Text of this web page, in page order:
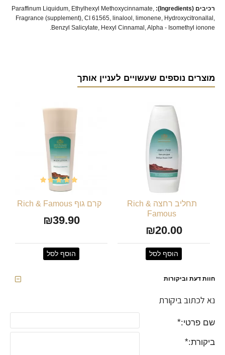
מוצרים נוספים שעשויים לעניין אותך
תחליב רחצה Rich &
Famous
₪20.00
הוסף לסל
קרם גוף Rich & Famous
₪39.90
הוסף לסל
רכיבים (Ingredients):
Paraffinum Liquidum, Ethylhexyl Methoxycinnamate,
Fragrance (supplement), CI 61565, linalool, limonene, Hydroxycitronallal,
Benzyl Salicylate, Hexyl Cinnamal, Alpha - Isomethyl ionone.
חוות דעת וביקורות
נא לכתוב ביקורת
שם פרטי:
ביקורת: